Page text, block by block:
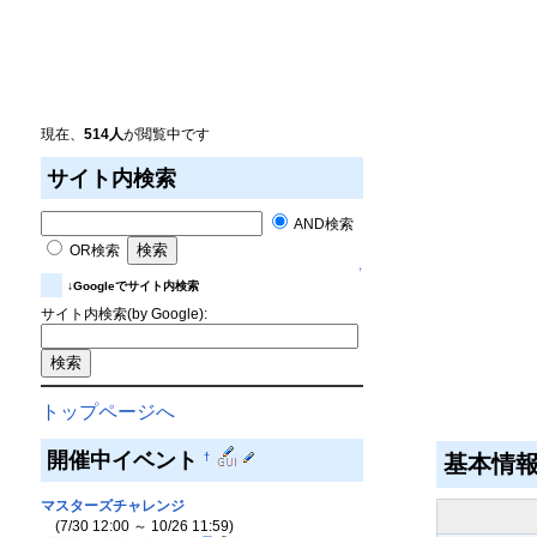
現在、 514人が閲覧中です
サイト内検索
AND検索
OR検索
↑
↓Googleでサイト内検索
サイト内検索(by Google):
トップページへ
開催中イベント†
マスターズチャレンジ
(7/30 12:00 ～ 10/26 11:59)
基本情報